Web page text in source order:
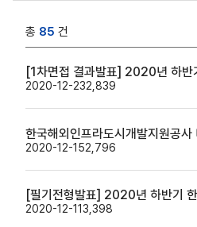
총 85 건
2020-12-232,839
한국해외인프라도시개발지원공사
2020-12-152,796
2020-12-113,398